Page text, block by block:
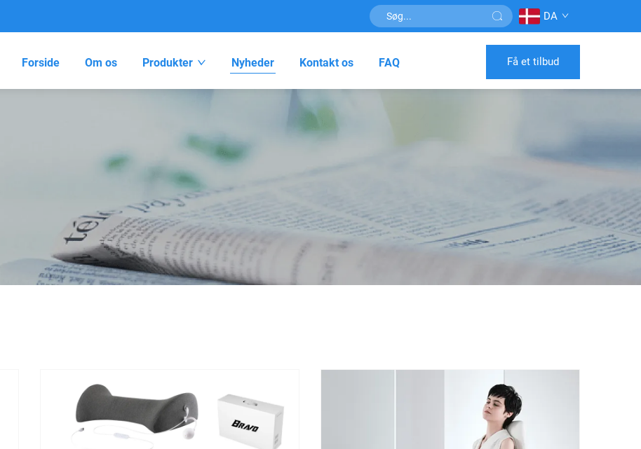
DA
Forside Om os Produkter Nyheder Kontakt os FAQ Få et tilbud